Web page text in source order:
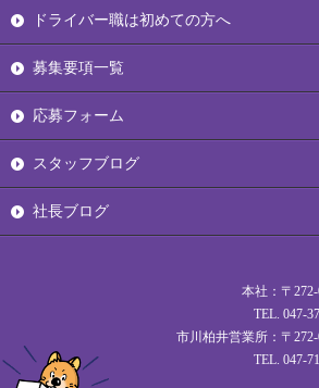
ドライバー職は初めての方へ
募集要項一覧
応募フォーム
スタッフブログ
社長ブログ
本社：〒
TEL. 047-
市川柏井営業所：〒
TEL. 047-